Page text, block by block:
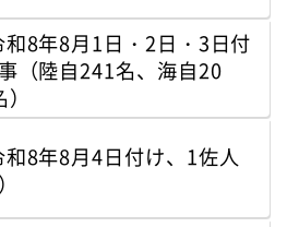
8年8月1日・2日・3日付
（陸自241名、海自20
8年8月4日付け、1佐人